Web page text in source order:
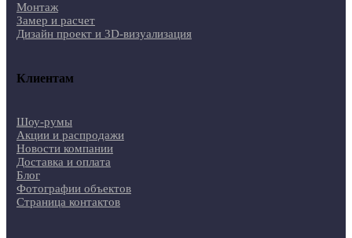
Монтаж
Замер и расчет
Дизайн проект и 3D-визуализация
Клиентам
Шоу-румы
Акции и распродажи
Новости компании
Доставка и оплата
Блог
Фотографии объектов
Страница контактов